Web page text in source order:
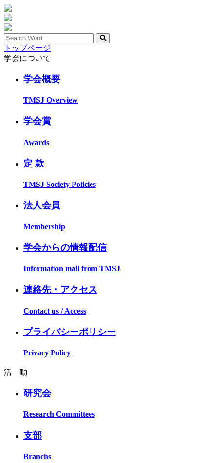
トップページ
学会について
学会概要
TMSJ Overview
学会賞
Awards
定 款
TMSJ Society Policies
法人会員
Membership
学会からの情報配信
Information mail from TMSJ
連絡先・アクセス
Contact us / Access
プライバシーポリシー
Privacy Policy
活 動
研究会
Research Committees
支部
Branchs